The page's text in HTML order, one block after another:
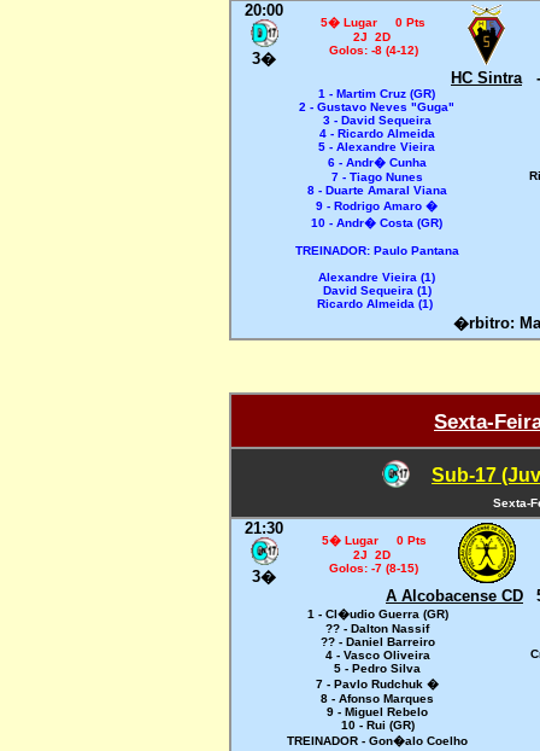
20:00
3�
5� Lugar 0 Pts
2J 2D
Golos: -8 (4-12)
HC Sintra -
1 - Martim Cruz (GR)
2 - Gustavo Neves "Guga"
3 - David Sequeira
4 - Ricardo Almeida
5 - Alexandre Vieira
6 - Andr� Cunha
7 - Tiago Nunes
8 - Duarte Amaral Viana
9 - Rodrigo Amaro �
10 - Andr� Costa (GR)
TREINADOR: Paulo Pantana
Alexandre Vieira (1)
David Sequeira (1)
Ricardo Almeida (1)
�rbitro:
Sexta-
Sub-17
Sexta-
21:30
3�
5� Lugar 0 Pts
2J 2D
Golos: -7 (8-15)
A Alcobacense CD
1 - Cl�udio Guerra (GR)
?? - Dalton Nassif
?? - Daniel Barreiro
4 - Vasco Oliveira
5 - Pedro Silva
7 - Pavlo Rudchuk �
8 - Afonso Marques
9 - Miguel Rebelo
10 - Rui (GR)
TREINADOR - Gon�alo Coelho